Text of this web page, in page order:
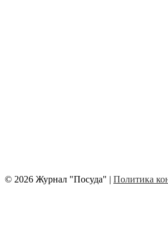
© 2026 Журнал "Посуда" | Политика